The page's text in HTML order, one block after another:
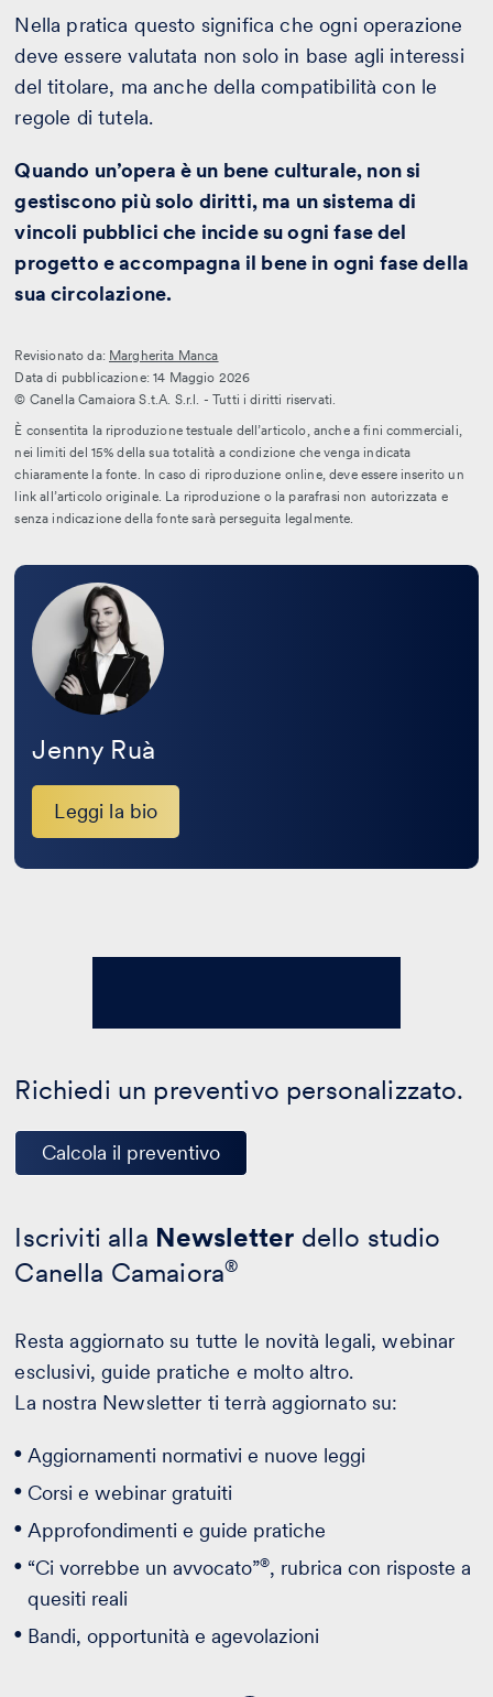
Nella pratica questo significa che ogni operazione
deve essere valutata non solo in base agli interessi
del titolare, ma anche della compatibilità con le
regole di tutela.
Quando un’opera è un bene culturale, non si
gestiscono più solo diritti, ma un sistema di
vincoli pubblici che incide su ogni fase del
progetto e accompagna il bene in ogni fase della
sua circolazione.
Revisionato da: Margherita Manca
Data di pubblicazione: 14 Maggio 2026
© Canella Camaiora S.t.A. S.r.l. - Tutti i diritti riservati.
È consentita la riproduzione testuale dell’articolo, anche a fini commerciali,
nei limiti del 15% della sua totalità a condizione che venga indicata
chiaramente la fonte. In caso di riproduzione online, deve essere inserito un
link all’articolo originale. La riproduzione o la parafrasi non autorizzata e
senza indicazione della fonte sarà perseguita legalmente.
Jenny Ruà
Leggi la bio
Leggi
bio
Richiedi un preventivo personalizzato.
Calcola il preventivo
Iscriviti alla Newsletter dello studio
Canella Camaiora®
Resta aggiornato su tutte le novità legali, webinar
esclusivi, guide pratiche e molto altro.
La nostra Newsletter ti terrà aggiornato su:
Aggiornamenti normativi e nuove leggi
Corsi e webinar gratuiti
Approfondimenti e guide pratiche
“Ci vorrebbe un avvocato”®, rubrica con risposte a
quesiti reali
Bandi, opportunità e agevolazioni